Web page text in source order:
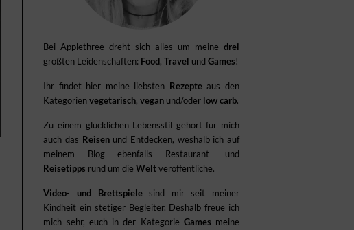
Bei Applethree dreht sich alles um meine drei
größten Leidenschaften: Food,Travel undGames!
Ihr findet hier meine liebsten Rezepteaus den
Kategorienvegetarisch,vegan und/oder low carb.
Zu einem glücklichen Lebensstil gehört für mich
auch das Reisenund Entdecken, weshalb ich auf
meinem Blog ebenfalls Restaurant- und
Reisetipps rund um dieWeltveröffentliche.
Video- und Brettspielesind mir seit meiner
Kindheit ein stetiger Begleiter. Deshalb freue ich
mich sehr, euch in der Kategorie Games meine